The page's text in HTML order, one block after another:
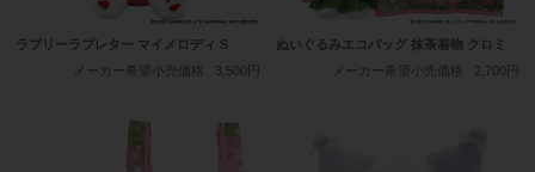
ラブリーラブレター マイメロディ S
メーカー希望小売価格
3,500円
ぬいぐるみエコバッグ 抹茶着物 クロミ
メーカー希望小売価格
2,700円